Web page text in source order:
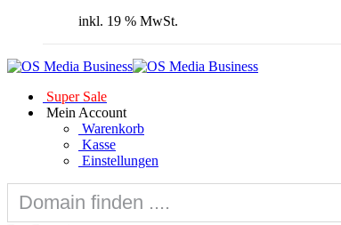
inkl. 19 % MwSt.
Super Sale
Mein Account
Warenkorb
Kasse
Einstellungen